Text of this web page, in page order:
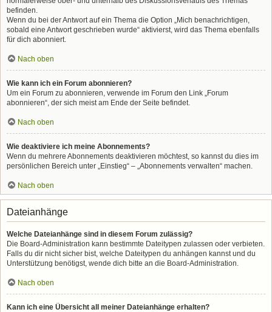
befinden.
Wenn du bei der Antwort auf ein Thema die Option „Mich benachrichtigen,
sobald eine Antwort geschrieben wurde“ aktivierst, wird das Thema ebenfalls
für dich abonniert.
Nach oben
Wie kann ich ein Forum abonnieren?
Um ein Forum zu abonnieren, verwende im Forum den Link „Forum
abonnieren“, der sich meist am Ende der Seite befindet.
Nach oben
Wie deaktiviere ich meine Abonnements?
Wenn du mehrere Abonnements deaktivieren möchtest, so kannst du dies im
persönlichen Bereich unter „Einstieg“ – „Abonnements verwalten“ machen.
Nach oben
Dateianhänge
Welche Dateianhänge sind in diesem Forum zulässig?
Die Board-Administration kann bestimmte Dateitypen zulassen oder verbieten.
Falls du dir nicht sicher bist, welche Dateitypen du anhängen kannst und du
Unterstützung benötigst, wende dich bitte an die Board-Administration.
Nach oben
Kann ich eine Übersicht all meiner Dateianhänge erhalten?